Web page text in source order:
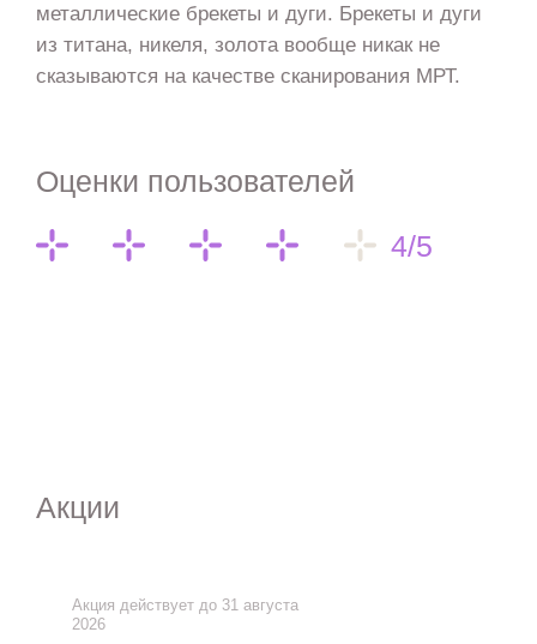
металлические брекеты и дуги. Брекеты и дуги
из титана, никеля, золота вообще никак не
сказываются на качестве сканирования МРТ.
Оценки пользователей
4/5
Акции
Акция действует до 31 августа
2026